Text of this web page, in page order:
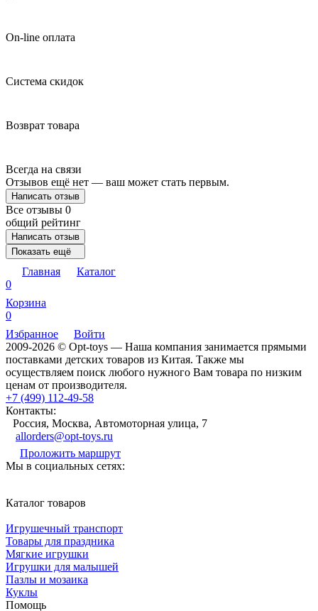
On-line оплата
Система скидок
Возврат товара
Всегда на связи
Отзывов ещё нет — ваш может стать первым.
Написать отзыв
Все отзывы 0
общий рейтинг
Написать отзыв
Показать ещё
Главная
Каталог
0
Корзина
0
Избранное
Войти
2009-2026 © Opt-toys — Наша компания занимается прямыми
поставками детских товаров из Китая. Также мы
осуществляем поиск любого нужного Вам товара по низким
ценам от производителя.
+7 (499) 112-49-58
Контакты:
Россия, Москва, Автомоторная улица, 7
allorders@opt-toys.ru
Проложить маршрут
Мы в социальных сетях:
Каталог товаров
Игрушечный транспорт
Товары для праздника
Мягкие игрушки
Игрушки для малышей
Пазлы и мозаика
Куклы
Помощь